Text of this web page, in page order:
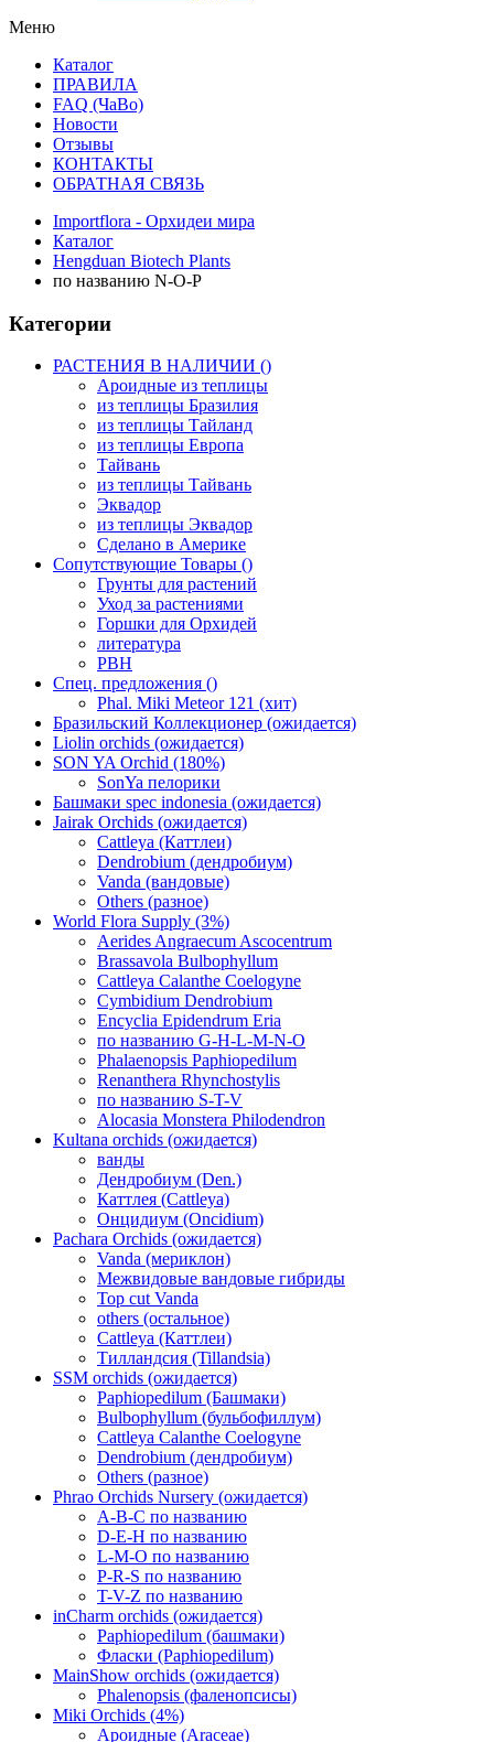
Меню
Каталог
ПРАВИЛА
FAQ (ЧаВо)
Новости
Отзывы
КОНТАКТЫ
ОБРАТНАЯ СВЯЗЬ
Importflora - Орхидеи мира
Каталог
Hengduan Biotech Plants
по названию N-O-P
Категории
РАСТЕНИЯ В НАЛИЧИИ ()
Ароидные из теплицы
из теплицы Бразилия
из теплицы Тайланд
из теплицы Европа
Тайвань
из теплицы Тайвань
Эквадор
из теплицы Эквадор
Сделано в Америке
Сопутствующие Товары ()
Грунты для растений
Уход за растениями
Горшки для Орхидей
литература
РВН
Спец. предложения ()
Phal. Miki Meteor 121 (хит)
Бразильский Коллекционер (ожидается)
Liolin orchids (ожидается)
SON YA Orchid (180%)
SonYa пелорики
Башмаки spec indonesia (ожидается)
Jairak Orchids (ожидается)
Cattleya (Каттлеи)
Dendrobium (дендробиум)
Vanda (вандовые)
Others (разное)
World Flora Supply (3%)
Aerides Angraecum Ascocentrum
Brassavola Bulbophyllum
Cattleya Calanthe Coelogyne
Cymbidium Dendrobium
Encyclia Epidendrum Eria
по названию G-H-L-M-N-O
Phalaenopsis Paphiopedilum
Renanthera Rhynchostylis
по названию S-T-V
Alocasia Monstera Philodendron
Kultana orchids (ожидается)
ванды
Дендробиум (Den.)
Каттлея (Cattleya)
Онцидиум (Oncidium)
Pachara Orchids (ожидается)
Vanda (мериклон)
Межвидовые вандовые гибриды
Top cut Vanda
others (остальное)
Cattleya (Каттлеи)
Тилландсия (Tillandsia)
SSM orchids (ожидается)
Paphiopedilum (Башмаки)
Bulbophyllum (бульбофиллум)
Cattleya Calanthe Coelogyne
Dendrobium (дендробиум)
Others (разное)
Phrao Orchids Nursery (ожидается)
A-B-C по названию
D-E-H по названию
L-M-O по названию
P-R-S по названию
T-V-Z по названию
inCharm orchids (ожидается)
Paphiopedilum (башмаки)
Фласки (Paphiopedilum)
MainShow orchids (ожидается)
Phalenopsis (фаленопсисы)
Miki Orchids (4%)
Ароидные (Araceae)